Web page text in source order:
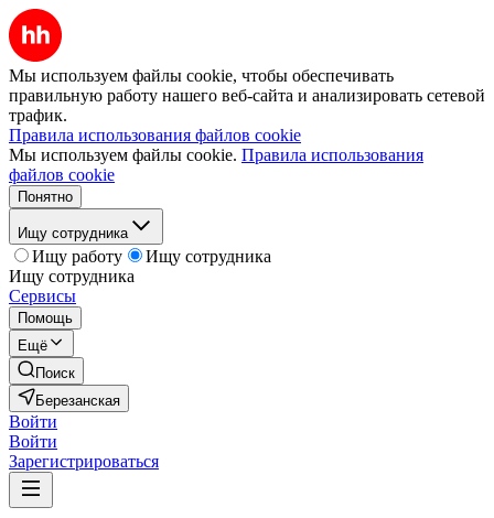
Мы используем файлы cookie, чтобы обеспечивать
правильную работу нашего веб-сайта и анализировать сетевой
трафик.
Правила использования файлов cookie
Мы используем файлы cookie. Правила использования
файлов cookie
Понятно
Ищу сотрудника
Ищу работу
Ищу сотрудника
Ищу сотрудника
Сервисы
Помощь
Ещё
Поиск
Березанская
Войти
Войти
Зарегистрироваться